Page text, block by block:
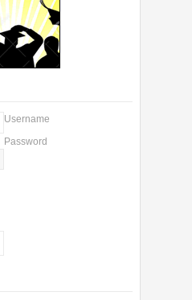
Username
Password